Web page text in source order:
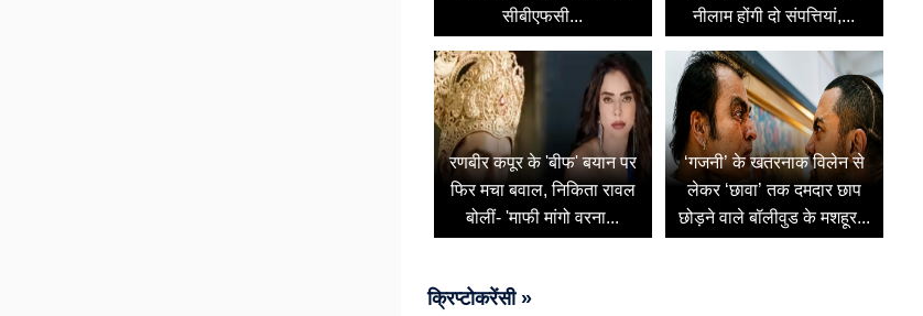
सीबीएफसी...
नीलाम होंगी दो संपत्तियां,...
रणबीर कपूर के 'बीफ' बयान पर
फिर मचा बवाल, निकिता रावल
बोलीं- 'माफी मांगो वरना...
‘गजनी’ के खतरनाक विलेन से
लेकर ‘छावा’ तक दमदार छाप
छोड़ने वाले बॉलीवुड के मशहूर...
क्रिप्टोकरेंसी »